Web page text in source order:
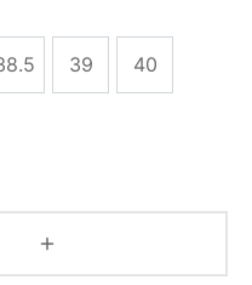
39 40